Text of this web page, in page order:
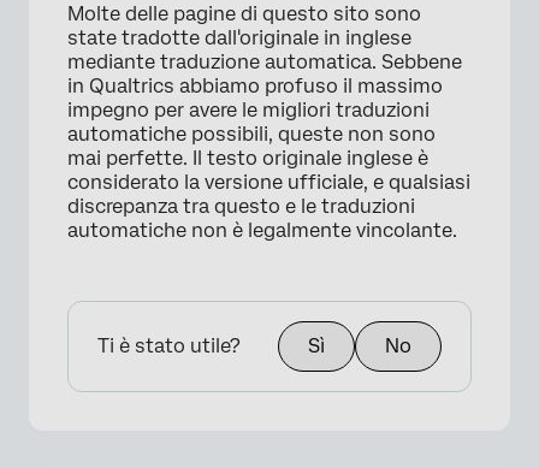
×
Molte delle pagine di questo sito sono
state tradotte dall'originale in inglese
mediante traduzione automatica. Sebbene
in Qualtrics abbiamo profuso il massimo
impegno per avere le migliori traduzioni
automatiche possibili, queste non sono
mai perfette. Il testo originale inglese è
considerato la versione ufficiale, e qualsiasi
discrepanza tra questo e le traduzioni
automatiche non è legalmente vincolante.
Ti è stato utile? Sì No